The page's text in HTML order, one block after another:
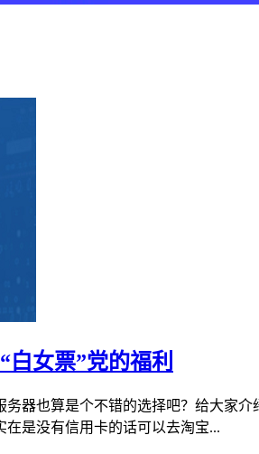
白女票”党的福利
器也算是个不错的选择吧？给大家
是没有信用卡的话可以去淘宝...